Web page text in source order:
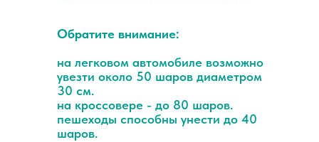
Обратите внимание:
на легковом автомобиле возможно
увезти около 50 шаров диаметром
30 см.
на кроссовере - до 80 шаров.
пешеходы способны унести до 40
шаров.